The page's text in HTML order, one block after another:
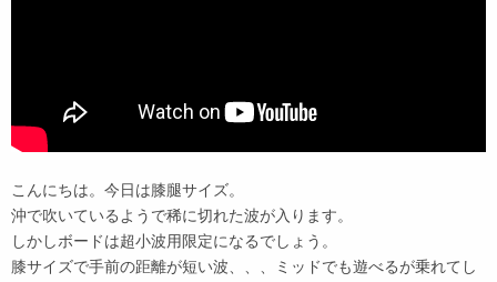
こんにちは。今日は膝腿サイズ。
沖で吹いているようで稀に切れた波が入ります。
しかしボードは超小波用限定になるでしょう。
膝サイズで手前の距離が短い波、、、ミッドでも遊べるが乗れてし